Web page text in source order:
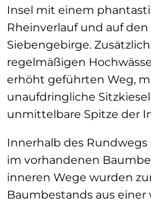
Insel mit einem
Rheinverlauf und auf den
Siebengebirge.
regelmäßigen
erhöht geführten Weg,
unaufdringliche
unmittelbare Spitze der
Innerhalb des
im vorhandenen
inneren Wege wurden
Baumbestands aus